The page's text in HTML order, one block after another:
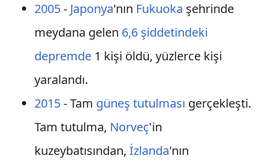
2005- Japonya'nın Fukuoka şehrinde
meydana gelen 6,6 şiddetindeki
depremde1 kişi öldü, yüzlerce kişi
yaralandı.
2015- Tam güneş tutulması gerçekleşti.
Tam tutulma, Norveç'in
kuzeybatısından, İzlanda'nın